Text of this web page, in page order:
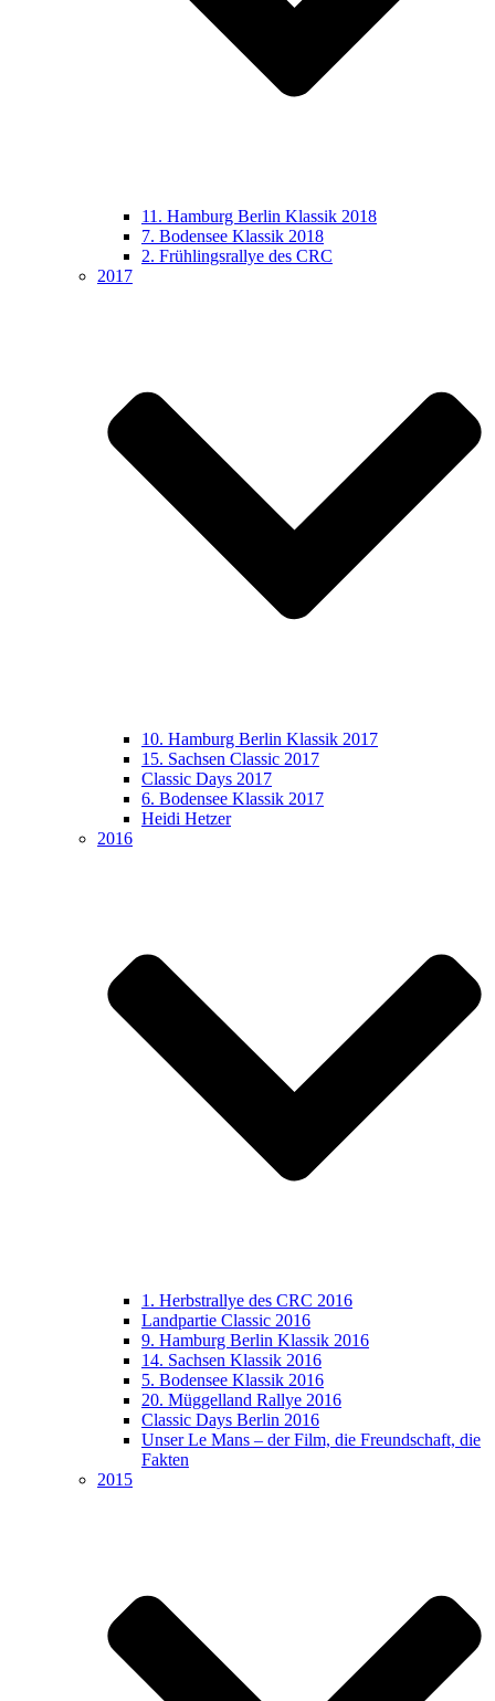
11. Hamburg Berlin Klassik 2018
7. Bodensee Klassik 2018
2. Frühlingsrallye des CRC
2017
10. Hamburg Berlin Klassik 2017
15. Sachsen Classic 2017
Classic Days 2017
6. Bodensee Klassik 2017
Heidi Hetzer
2016
1. Herbstrallye des CRC 2016
Landpartie Classic 2016
9. Hamburg Berlin Klassik 2016
14. Sachsen Klassik 2016
5. Bodensee Klassik 2016
20. Müggelland Rallye 2016
Classic Days Berlin 2016
Unser Le Mans – der Film, die Freundschaft, die
Fakten
2015